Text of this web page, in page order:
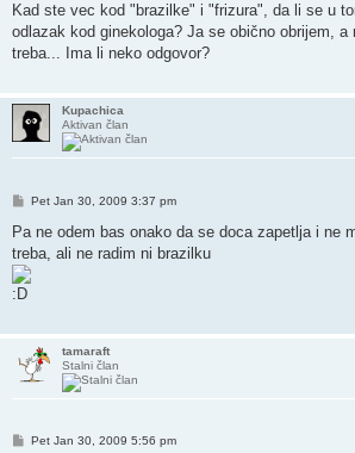
Kad ste vec kod "brazilke" i "frizura", da li se u
odlazak kod ginekologa? Ja se obično obrijem, a
treba... Ima li neko odgovor?
Kupachica
Aktivan član
Post
Pet Jan 30, 2009 3:37 pm
Pa ne odem bas onako da se doca zapetlja i ne
treba, ali ne radim ni brazilku
tamaraft
Stalni član
Post
Pet Jan 30, 2009 5:56 pm